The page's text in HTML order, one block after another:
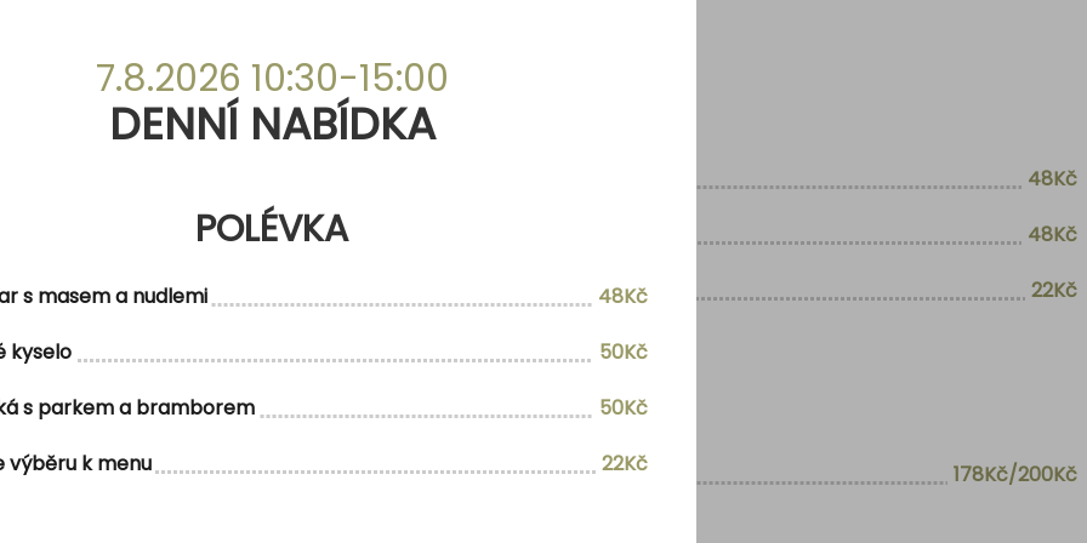
POLÉVKA
48Kč
48Kč
22Kč
MENU 1
bramborovým knedlíkem, vídeňská cibule 178Kč/200Kč
7.8.2026 10:30-15:00
DENNÍ NABÍDKA
POLÉVKA
s masem a nudlemi
48Kč
kyselo
50Kč
s parkem a bramborem
50Kč
výběru k menu
22Kč